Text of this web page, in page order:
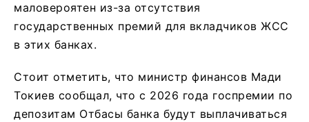
маловероятен из-за отсутствия
государственных премий для вкладчиков ЖСС
в этих банках.
Стоит отметить, что министр финансов Мади
Токиев сообщал, что с 2026 года госпремии по
депозитам Отбасы банка будут выплачиваться